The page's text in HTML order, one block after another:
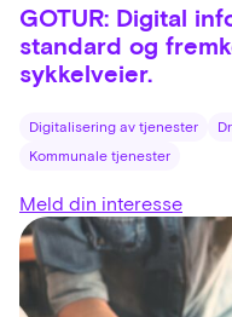
GOTUR: Digital
standard og
sykkelveier.
Digitalisering av tjenester
Kommunale tjenester
Meld din interesse